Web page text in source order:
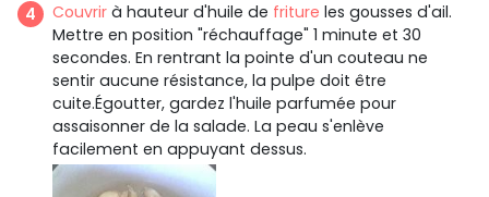
Couvrir à hauteur d'huile de friture les gousses d'ail.
Mettre en position "réchauffage" 1 minute et 30
secondes. En rentrant la pointe d'un couteau ne
sentir aucune résistance, la pulpe doit être
cuite.Égoutter, gardez l'huile parfumée pour
assaisonner de la salade. La peau s'enlève
facilement en appuyant dessus.